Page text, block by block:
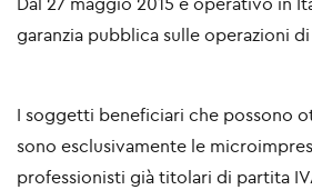
garanzia pubblica sulle operazioni
I soggetti beneficiari che possono
sono esclusivamente le
professionisti già titolari di partita